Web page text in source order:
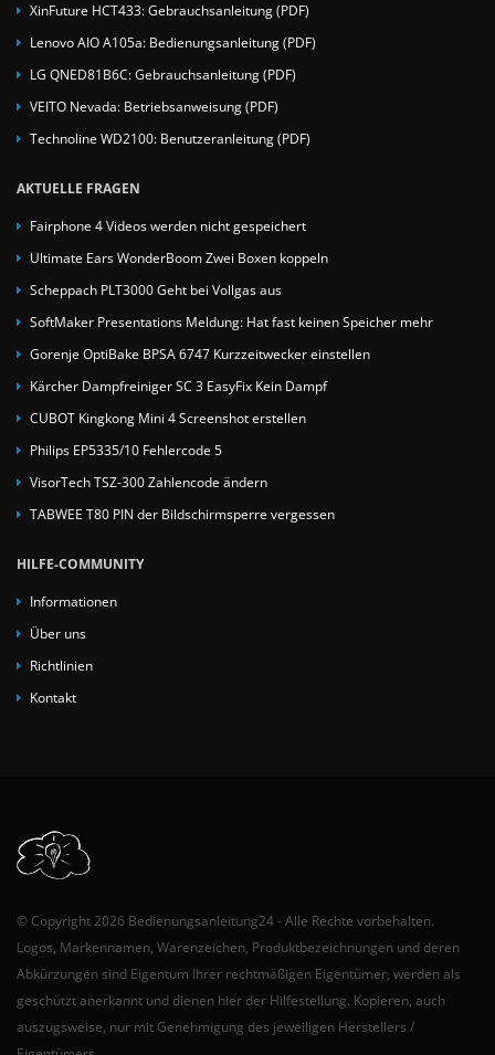
XinFuture HCT433: Gebrauchsanleitung (PDF)
Lenovo AIO A105a: Bedienungsanleitung (PDF)
LG QNED81B6C: Gebrauchsanleitung (PDF)
VEITO Nevada: Betriebsanweisung (PDF)
Technoline WD2100: Benutzeranleitung (PDF)
AKTUELLE FRAGEN
Fairphone 4 Videos werden nicht gespeichert
Ultimate Ears WonderBoom Zwei Boxen koppeln
Scheppach PLT3000 Geht bei Vollgas aus
SoftMaker Presentations Meldung: Hat fast keinen Speicher mehr
Gorenje OptiBake BPSA 6747 Kurzzeitwecker einstellen
Kärcher Dampfreiniger SC 3 EasyFix Kein Dampf
CUBOT Kingkong Mini 4 Screenshot erstellen
Philips EP5335/10 Fehlercode 5
VisorTech TSZ-300 Zahlencode ändern
TABWEE T80 PIN der Bildschirmsperre vergessen
HILFE-COMMUNITY
Informationen
Über uns
Richtlinien
Kontakt
© Copyright 2026 Bedienungsanleitung24 - Alle Rechte vorbehalten.
Logos, Markennamen, Warenzeichen, Produktbezeichnungen und deren
Abkürzungen sind Eigentum Ihrer rechtmäßigen Eigentümer, werden als
geschützt anerkannt und dienen hier der Hilfestellung. Kopieren, auch
auszugsweise, nur mit Genehmigung des jeweiligen Herstellers /